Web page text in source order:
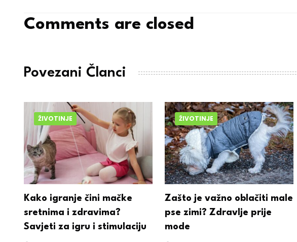
Comments are closed
Povezani Članci
ŽIVOTINJE
Kako igranje čini mačke
sretnima i zdravima?
Savjeti za igru i stimulaciju
ŽIVOTINJE
Zašto je važno oblačiti male
pse zimi? Zdravlje prije
mode